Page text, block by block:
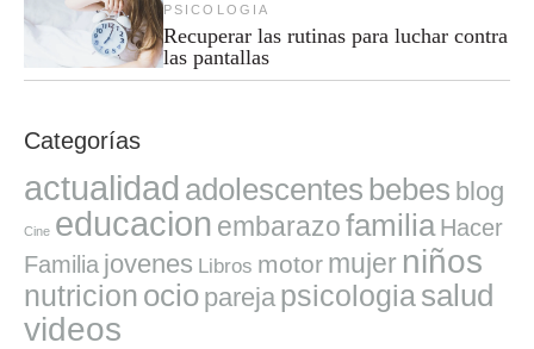
PSICOLOGIA
Recuperar las rutinas para luchar contra
las pantallas
Categorías
actualidad adolescentes bebes blog
Cine educacion embarazofamilia Hacer
Familia jovenes Libros motor mujer niños
nutricion ocio pareja psicologiasalud
videos